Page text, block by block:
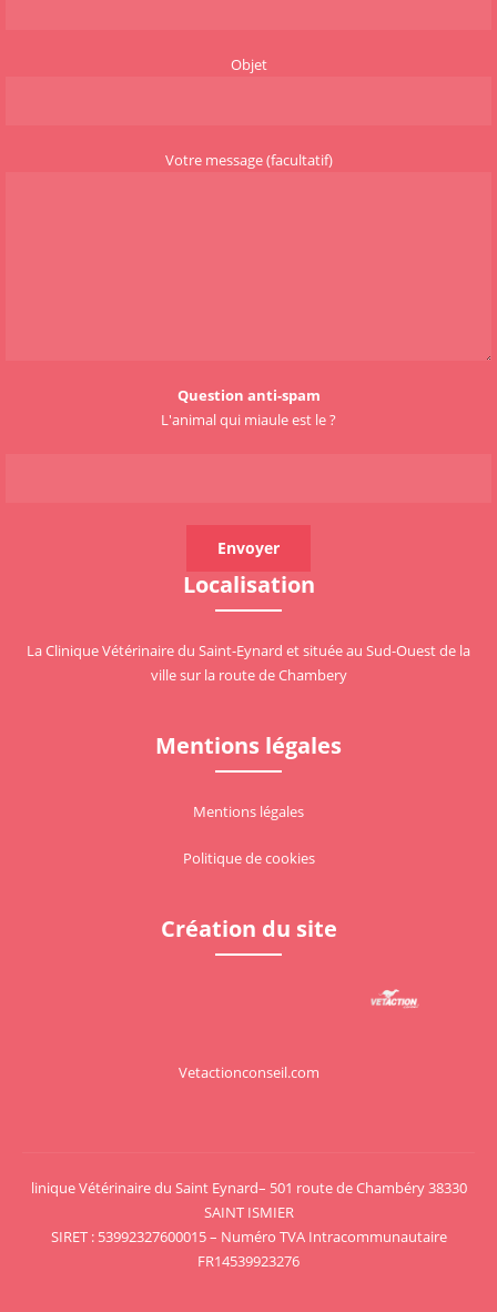
Objet
Votre message (facultatif)
Question anti-spam
L'animal qui miaule est le ?
Localisation
La Clinique Vétérinaire du Saint-Eynard et située au Sud-Ouest de la
ville sur la route de Chambery
Mentions légales
Mentions légales
Politique de cookies
Création du site
Vetactionconseil.com
linique Vétérinaire du Saint Eynard– 501 route de Chambéry 38330
SAINT ISMIER
SIRET : 53992327600015 – Numéro TVA Intracommunautaire
FR14539923276